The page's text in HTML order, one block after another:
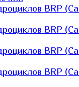
BRP
BRP
BRP
BRP